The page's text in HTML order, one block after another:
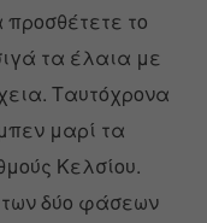
το
τα έλαια με
Ταυτόχρονα
μαρί τα
Κελσίου.
δύο φάσεων